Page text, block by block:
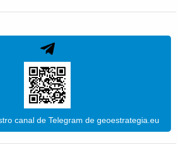
canal de Telegram de geoestrategia.eu